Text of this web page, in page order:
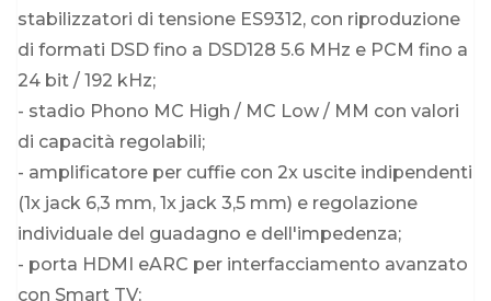
stabilizzatori di tensione ES9312, con riproduzione
di formati DSD fino a DSD128 5.6 MHz e PCM fino a
24 bit / 192 kHz;
- stadio Phono MC High / MC Low / MM con valori
di capacità regolabili;
- amplificatore per cuffie con 2x uscite indipendenti
(1x jack 6,3 mm, 1x jack 3,5 mm) e regolazione
individuale del guadagno e dell'impedenza;
- porta HDMI eARC per interfacciamento avanzato
con Smart TV;